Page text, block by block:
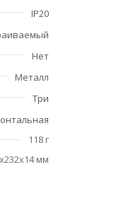
IP20
Нет
Металл
Три
118 г
мм